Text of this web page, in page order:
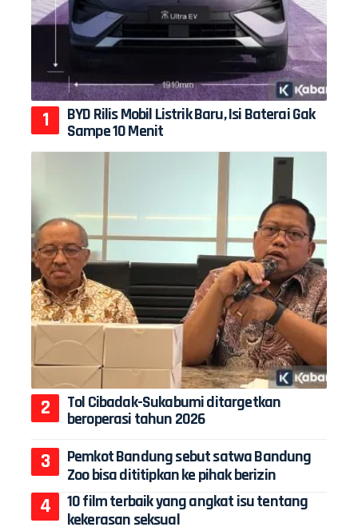
BYD Rilis Mobil Listrik Baru, Isi Baterai Gak
Sampe 10 Menit
Tol Cibadak-Sukabumi ditargetkan
beroperasi tahun 2026
Pemkot Bandung sebut satwa Bandung
Zoo bisa dititipkan ke pihak berizin
10 film terbaik yang angkat isu tentang
kekerasan seksual